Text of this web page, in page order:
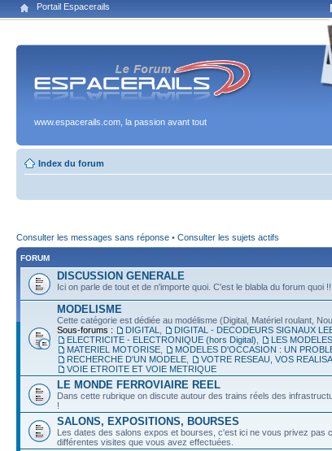
Portail Espacerails
www.espacerails.com, la passion avant tout
Index du forum
Consulter les messages sans réponse • Consulter les sujets actifs
FORUM
DISCUSSION GENERALE
Ici on parle de tout et de n'importe quoi. C'est le blabla du forum quoi !!
MODELISME
Cette catégorie est dédiée au modélisme (Digital, Matériel roulant,
Sous-forums :
DIGITAL DIGITAL - DECODEURS SIGNAUX
ELECTRICITE - ELECTRONIQUE (hors Digital)
LES
MATERIEL MOTORISE
MODELES D'OCCASION : UN
RECHERCHE D'UN MODELE
VOTRE RESEAU, VOS
VOIE ETROITE ET VOIE METRIQUE
LE MONDE FERROVIAIRE REEL
Dans cette rubrique on discute autour des trains réels des
!
SALONS, EXPOSITIONS, BOURSES
Les dates des salons expos et bourses, c'est ici ne vous privez pas
différentes visites que vous avez effectuées.